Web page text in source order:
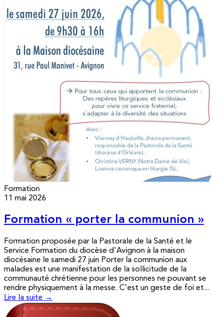
Formation
11 mai 2026
Formation « porter la communion »
Formation proposée par la Pastorale de la Santé et le
Service Formation du diocèse d'Avignon à la maison
diocésaine le samedi 27 juin Porter la communion aux
malades est une manifestation de la sollicitude de la
communauté chrétienne pour les personnes ne pouvant se
rendre physiquement à la messe. C'est un geste de foi et...
Lire la suite →